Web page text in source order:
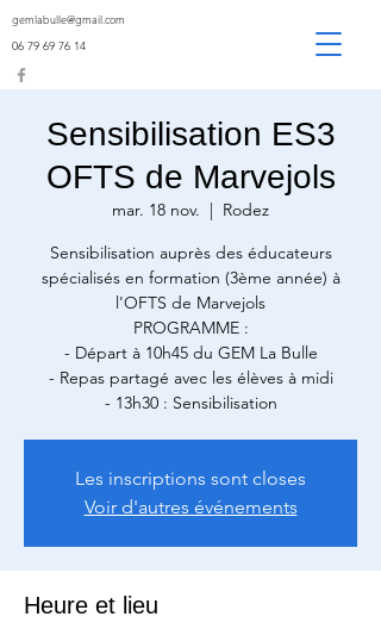
06 79 69 76 14
gemlabulle@gmail.com
Sensibilisation ES3
OFTS de Marvejols
mar. 18 nov.
  |
Rodez
Sensibilisation auprès des éducateurs
spécialisés en formation (3ème année) à
l'OFTS de Marvejols
PROGRAMME :
- Départ à 10h45 du GEM La Bulle
- Repas partagé avec les élèves à midi
- 13h30 : Sensibilisation
Les inscriptions sont closes
Voir d'autres événements
Heure et lieu